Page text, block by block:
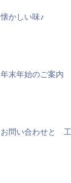
懐かしい味♪
年末年始のご案内
お問い合わせと